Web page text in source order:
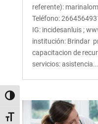
Alternar alto contraste
Alternar tamaño de letra
referente):
Teléfono:
IG: incidesanluis ;
institución: Brindar
capacitacion de
servicios: asistencia...